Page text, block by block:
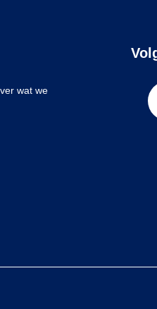
wat we